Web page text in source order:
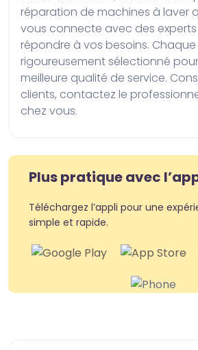
réparation de machines à laver
vous connecte avec des
répondre à vos besoins.
rigoureusement sélectionné
meilleure qualité de service.
clients, contactez le
chez vous.
Plus pratique avec
Téléchargez l’appli pour une expérience encore plus
simple et rapide.